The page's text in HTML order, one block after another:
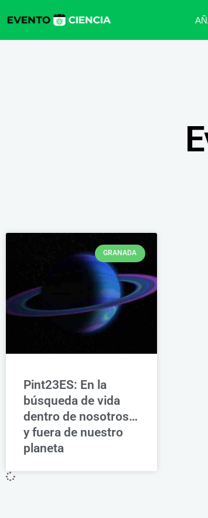
GRANADA
Pint23ES: En la
búsqueda de vida
dentro de nosotros…
y fuera de nuestro
planeta